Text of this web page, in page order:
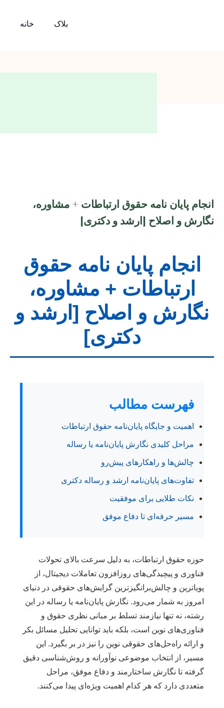
خانه بلاک
انجام پایان نامه حقوق ارتباطات + مشاوره،
نگارش و اصلاح [ارشد و دکتری]
انجام پایان نامه حقوق
ارتباطات + مشاوره،
نگارش و اصلاح [ارشد و
دکتری]
فهرست مطالب
اهمیت و جایگاه پایان‌نامه حقوق ارتباطات
مراحل کلیدی نگارش پایان‌نامه یا رساله
چالش‌ها و راهکارهای پیش‌رو
تفاوت‌های پایان‌نامه ارشد و رساله دکتری
نکات طلایی برای موفقیت
مسیر حرفه‌ای تا دفاع موفق
حوزه حقوق ارتباطات، به دلیل سرعت بالای تحولات
فناوری و پیچیدگی‌های روزافزون تعاملات دیجیتال، از
پویاترین و چالش‌برانگیزترین گرایش‌های حقوقی در دنیای
امروز به شمار می‌رود. نگارش پایان‌نامه یا رساله در این
رشته، نه تنها نیازمند تسلط بر مبانی نظری حقوق و
فناوری‌های نوین است، بلکه باید توانایی تحلیل مسائل بکر
و ارائه راه‌حل‌های حقوقی نوین را نیز در بر بگیرد. این
مسیر، از انتخاب موضوعی نوآورانه و روش‌شناسی دقیق
گرفته تا نگارش ساختارمند و دفاع موفق، مراحل
متعددی دارد که هر کدام اهمیت ویژه‌ای پیدا می‌کنند.